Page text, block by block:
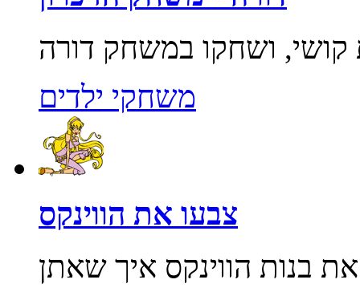
משחקי ילדים
צבעו את הווינקס